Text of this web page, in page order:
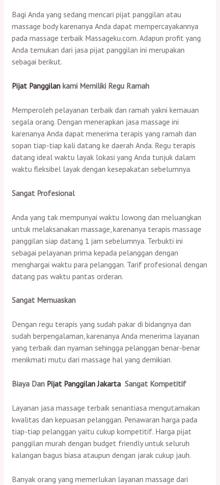
Bagi Anda yang sedang mencari pijat panggilan atau
massage body karenanya Anda dapat mempercayakannya
pada massage terbaik Massageku.com. Adapun profit yang
Anda temukan dari jasa pijat panggilan ini merupakan
sebagai berikut.
Pijat Panggilankami Memiliki Regu Ramah
Memperoleh pelayanan terbaik dan ramah yakni kemauan
segala orang. Dengan menerapkan jasa massage ini
karenanya Anda dapat menerima terapis yang ramah dan
sopan tiap-tiap kali datang ke daerah Anda. Regu terapis
datang ideal waktu layak lokasi yang Anda tunjuk dalam
waktu fleksibel layak dengan kesepakatan sebelumnya.
Sangat Profesional
Anda yang tak mempunyai waktu lowong dan meluangkan
untuk melaksanakan massage, karenanya terapis massage
panggilan siap datang 1 jam sebelumnya. Terbukti ini
sebagai pelayanan prima kepada pelanggan dengan
menghargai waktu para pelanggan. Tarif profesional dengan
datang pas waktu pantas orderan.
Sangat Memuaskan
Dengan regu terapis yang sudah pakar di bidangnya dan
sudah berpengalaman, karenanya Anda menerima layanan
yang terbaik dan nyaman sehingga pelanggan benar-benar
menikmati mutu dari massage hal yang demikian.
Biaya Dan Pijat Panggilan JakartaSangat Kompetitif
Layanan jasa massage terbaik senantiasa mengutamakan
kwalitas dan kepuasan pelanggan. Penawaran harga pada
tiap-tiap pelanggan yaitu cukup kompetitif. Harga pijat
panggilan murah dengan budget friendly untuk seluruh
kalangan bagus biasa ataupun dengan jarak cukup jauh.
Banyak orang yang memerlukan layanan massage dari